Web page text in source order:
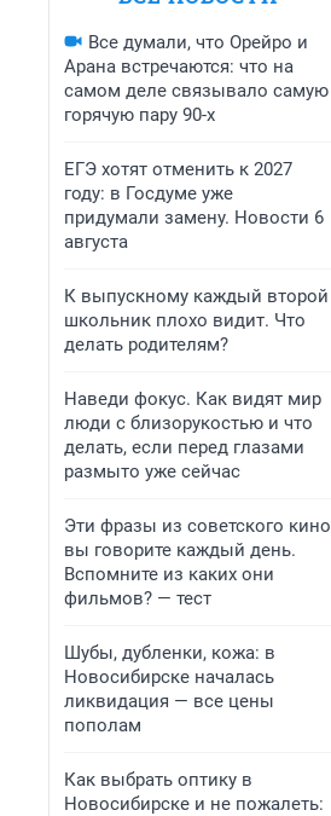
Все думали, что Орейро и
Арана встречаются: что на
самом деле связывало самую
горячую пару 90-х
ЕГЭ хотят отменить к 2027
году: в Госдуме уже
придумали замену. Новости 6
августа
К выпускному каждый второй
школьник плохо видит. Что
делать родителям?
Наведи фокус. Как видят мир
люди с близорукостью и что
делать, если перед глазами
размыто уже сейчас
Эти фразы из советского кино
вы говорите каждый день.
Вспомните из каких они
фильмов? — тест
Шубы, дубленки, кожа: в
Новосибирске началась
ликвидация — все цены
пополам
Как выбрать оптику в
Новосибирске и не пожалеть: